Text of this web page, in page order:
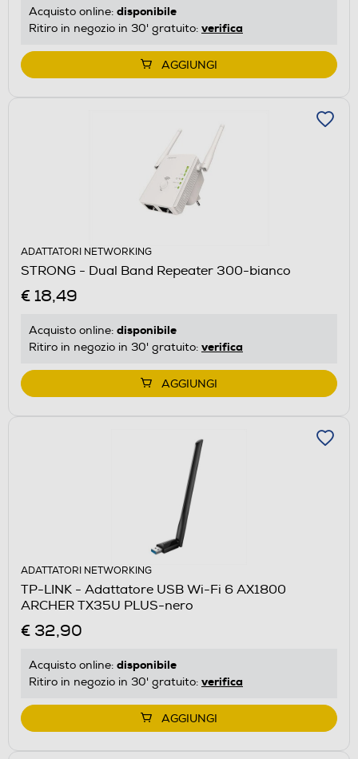
Acquisto online: disponibile
Ritiro in negozio in 30' gratuito: verifica
AGGIUNGI
ADATTATORI NETWORKING
STRONG - Dual Band Repeater 300-bianco
€ 18,49
Acquisto online: disponibile
Ritiro in negozio in 30' gratuito: verifica
AGGIUNGI
ADATTATORI NETWORKING
TP-LINK - Adattatore USB Wi-Fi 6 AX1800
ARCHER TX35U PLUS-nero
€ 32,90
Acquisto online: disponibile
Ritiro in negozio in 30' gratuito: verifica
AGGIUNGI